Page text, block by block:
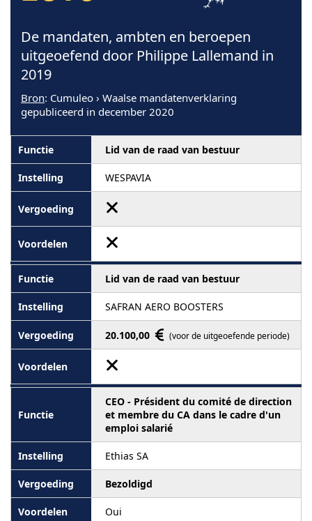
De mandaten, ambten en beroepen
uitgeoefend door Philippe Lallemand in
2019
Bron: Cumuleo › Waalse mandatenverklaring
gepubliceerd in december 2020
Lid van de raad van bestuur
WESPAVIA
Lid van de raad van bestuur
SAFRAN AERO BOOSTERS
20.100,00 (voor de uitgeoefende periode)
CEO - Président du comité de direction
et membre du CA dans le cadre d'un
emploi salarié
Ethias SA
Bezoldigd
Oui